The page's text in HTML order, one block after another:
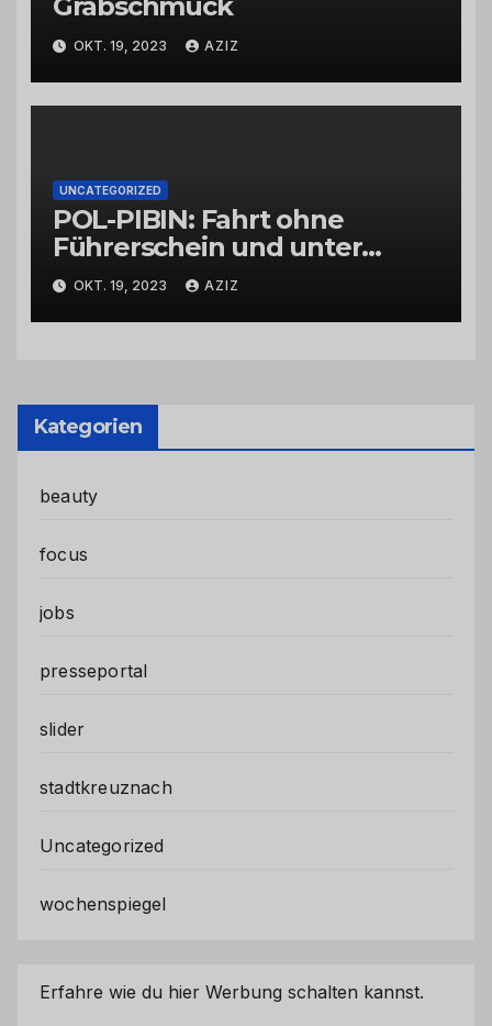
Grabschmuck
OKT. 19, 2023 AZIZ
UNCATEGORIZED
POL-PIBIN: Fahrt ohne
Führerschein und unter
Einfluss von Drogen
OKT. 19, 2023 AZIZ
Kategorien
beauty
focus
jobs
presseportal
slider
stadtkreuznach
Uncategorized
wochenspiegel
Erfahre wie du hier Werbung schalten kannst.